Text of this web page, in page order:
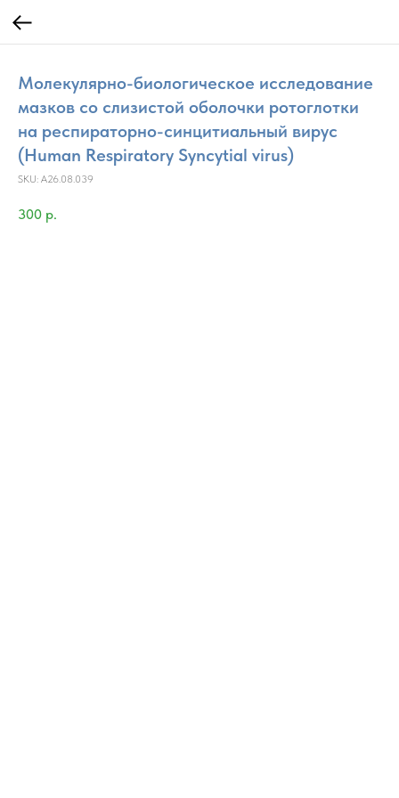
Молекулярно-биологическое исследование
мазков со слизистой оболочки ротоглотки
на респираторно-синцитиальный вирус
(Human Respiratory Syncytial virus)
SKU: A26.08.039
300 р.